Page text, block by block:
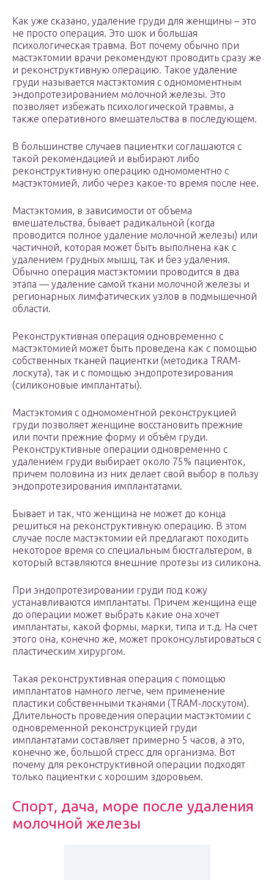
Как уже сказано, удаление груди для женщины – это
не просто операция. Это шок и большая
психологическая травма. Вот почему обычно при
мастэктомии врачи рекомендуют проводить сразу же
и реконструктивную операцию. Такое удаление
груди называется мастэктомия с одномоментным
эндопротезированием молочной железы. Это
позволяет избежать психологической травмы, а
также оперативного вмешательства в последующем.
В большинстве случаев пациентки соглашаются с
такой рекомендацией и выбирают либо
реконструктивную операцию одномоментно с
мастэктомией, либо через какое-то время после нее.
Мастэктомия, в зависимости от объема
вмешательства, бывает радикальной (когда
проводится полное удаление молочной железы) или
частичной, которая может быть выполнена как с
удалением грудных мышц, так и без удаления.
Обычно операция мастэктомии проводится в два
этапа — удаление самой ткани молочной железы и
регионарных лимфатических узлов в подмышечной
области.
Реконструктивная операция одновременно с
мастэктомией может быть проведена как с помощью
собственных тканей пациентки (методика TRAM-
лоскута), так и с помощью эндопротезирования
(силиконовые имплантаты).
Мастэктомия с одномоментной реконструкцией
груди позволяет женщине восстановить прежние
или почти прежние форму и объём груди.
Реконструктивные операции одновременно с
удалением груди выбирает около 75% пациенток,
причем половина из них делает свой выбор в пользу
эндопротезирования имплантатами.
Бывает и так, что женщина не может до конца
решиться на реконструктивную операцию. В этом
случае после мастэктомии ей предлагают походить
некоторое время со специальным бюстгальтером, в
который вставляются внешние протезы из силикона.
При эндопротезировании груди под кожу
устанавливаются имплантаты. Причем женщина еще
до операции может выбрать какие она хочет
имплантаты, какой формы, марки, типа и т.д. На счет
этого она, конечно же, может проконсультироваться с
пластическим хирургом.
Такая реконструктивная операция с помощью
имплантатов намного легче, чем применение
пластики собственными тканями (TRAM-лоскутом).
Длительность проведения операции мастэктомии с
одновременной реконструкцией груди
имплантатами составляет примерно 5 часов, а это,
конечно же, большой стресс для организма. Вот
почему для реконструктивной операции подходят
только пациентки с хорошим здоровьем.
Спорт, дача, море после удаления
молочной железы